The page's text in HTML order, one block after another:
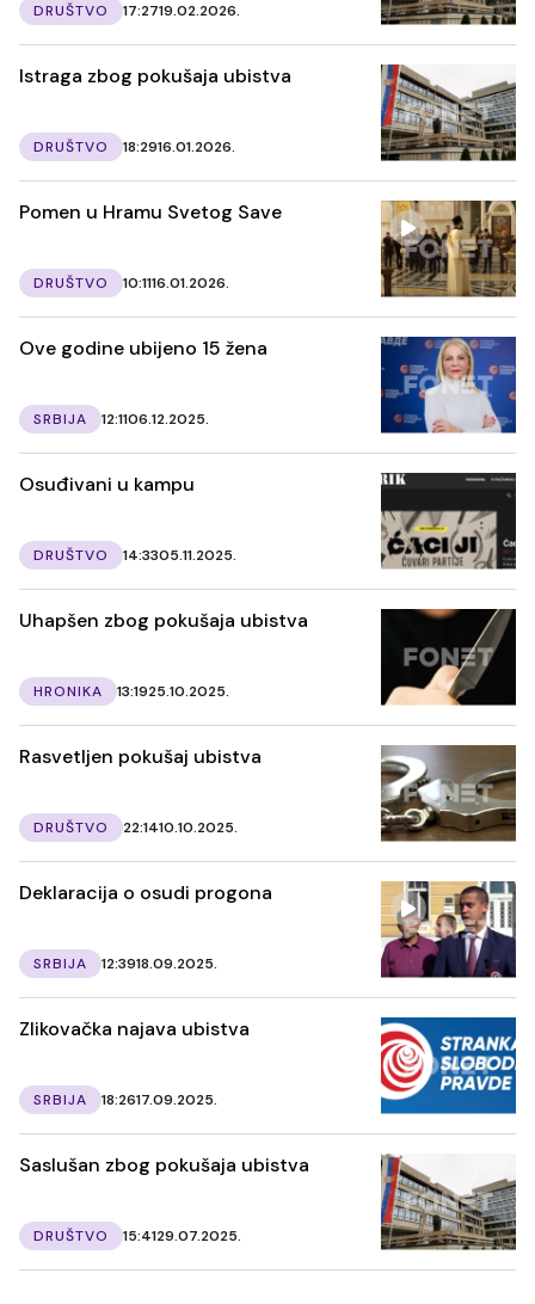
DRUŠTVO 17:2719.02.2026.
Istraga zbog pokušaja ubistva
DRUŠTVO 18:2916.01.2026.
Pomen u Hramu Svetog Save
DRUŠTVO 10:1116.01.2026.
Ove godine ubijeno 15 žena
SRBIJA 12:1106.12.2025.
Osuđivani u kampu
DRUŠTVO 14:3305.11.2025.
Uhapšen zbog pokušaja ubistva
HRONIKA 13:1925.10.2025.
Rasvetljen pokušaj ubistva
DRUŠTVO 22:1410.10.2025.
Deklaracija o osudi progona
SRBIJA 12:3918.09.2025.
Zlikovačka najava ubistva
SRBIJA 18:2617.09.2025.
Saslušan zbog pokušaja ubistva
DRUŠTVO 15:4129.07.2025.